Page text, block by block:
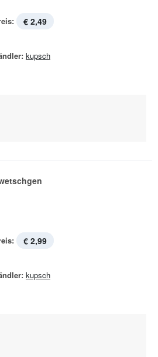
€ 2,49
kupsch
€ 2,99
kupsch